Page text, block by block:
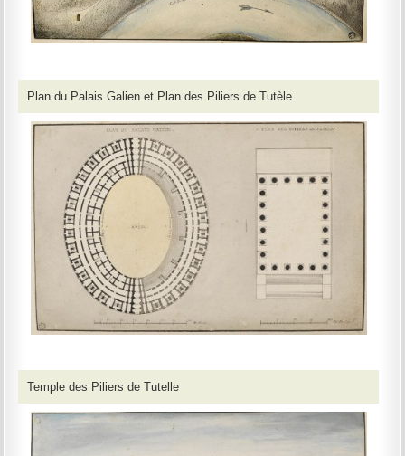
Plan du Palais Galien et Plan des Piliers de Tutèle
Temple des Piliers de Tutelle